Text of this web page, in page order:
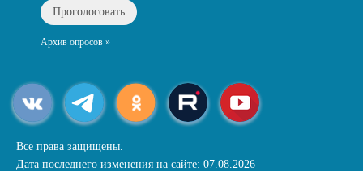
Архив опросов »
Все права защищены.
Дата последнего изменения на сайте: 07.08.2026